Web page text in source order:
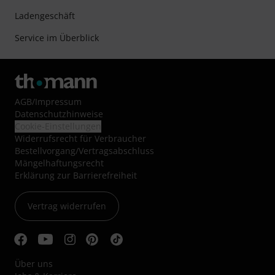
Ladengeschäft
Service im Überblick
AGB/Impressum
Datenschutzhinweise
Widerrufsrecht für Verbraucher
Bestellvorgang/Vertragsabschluss
Mängelhaftungsrecht
Erklärung zur Barrierefreiheit
Vertrag widerrufen
Über uns